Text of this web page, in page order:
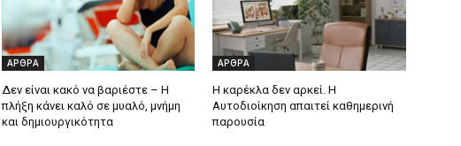
ΑΡΘΡΑ
Δεν είναι κακό να βαριέστε – Η
πλήξη κάνει καλό σε μυαλό, μνήμη
και δημιουργικότητα
ΑΡΘΡΑ
Η καρέκλα δεν αρκεί. Η
Αυτοδιοίκηση απαιτεί καθημερινή
παρουσία